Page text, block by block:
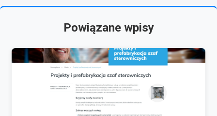
Powiązane wpisy